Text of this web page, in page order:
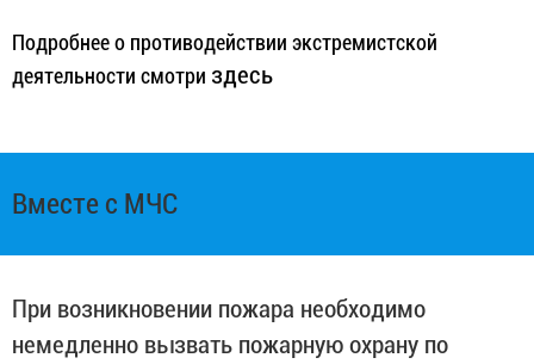
Подробнее о противодействии экстремистской
деятельности смотри здесь
Вместе с МЧС
При возникновении пожара необходимо
немедленно вызвать пожарную охрану по